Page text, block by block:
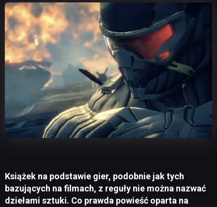
Książek na podstawie gier, podobnie jak tych
bazujących na filmach, z reguły nie można nazwać
dziełami sztuki. Co prawda powieść oparta na